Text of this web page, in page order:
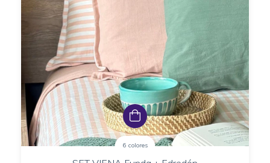
6 colores